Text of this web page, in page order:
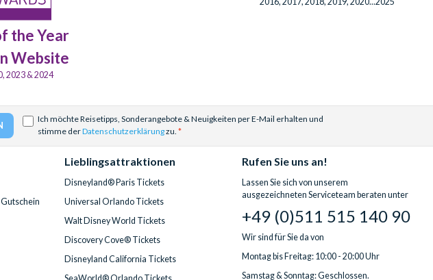
the Year
Website
2023 & 2024
Ich möchte Reisetipps, Sonderangebote & Neuigkeiten per E-Mail erhalten und
stimme derDatenschutzerklärungzu.
Lieblingsattraktionen
Disneyland® Paris Tickets
Universal Orlando Tickets
Walt Disney World Tickets
Discovery Cove® Tickets
Disneyland California Tickets
Rufen Sie uns an!
Lassen Sie sich von unserem
ausgezeichneten Serviceteam beraten unter
+49 (0)511 515 140 90
Wir sind für Sie da von
Montag bis Freitag: 10:00 - 20:00 Uhr
Samstag & Sonntag: Geschlossen.